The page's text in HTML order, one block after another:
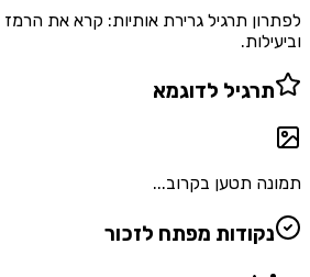
לפתרון תרגיל גרירת אותיות: קרא את
וביעילות.
תרגיל לדוגמא
תמונה תטען בקרוב...
נקודות מפתח לזכור